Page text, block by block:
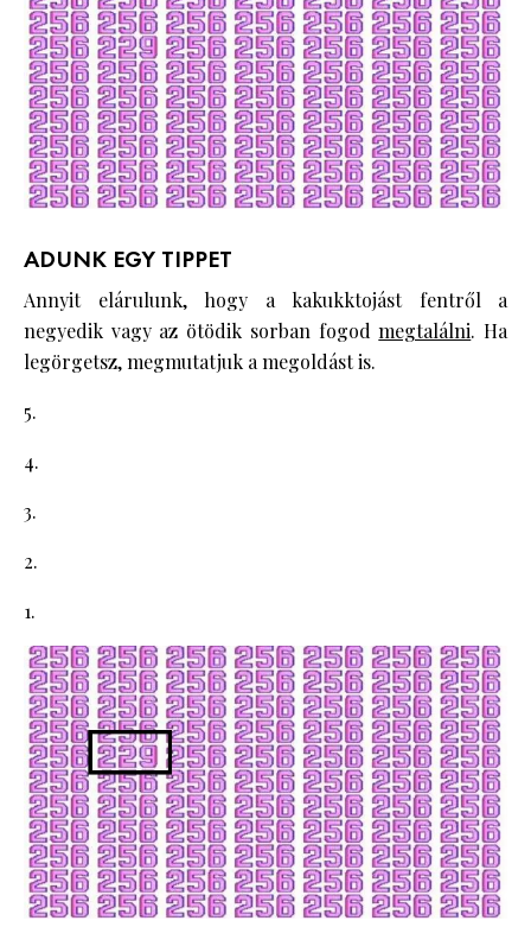
ADUNK EGY TIPPET
Annyit elárulunk, hogy a kakukktojást fentről a
negyedik vagy az ötödik sorban fogodmegtalálni. Ha
legörgetsz, megmutatjuk a megoldást is.
5.
4.
3.
2.
1.